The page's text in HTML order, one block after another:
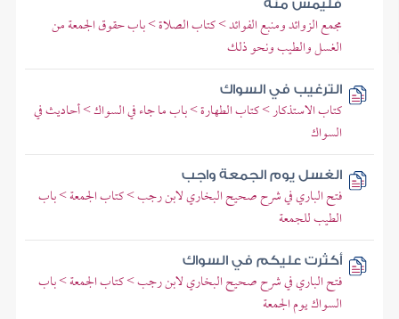
فليمس منه
مجمع الزوائد ومنبع الفوائد > كتاب الصلاة > باب حقوق الجمعة من
الغسل والطيب ونحو ذلك
الترغيب في السواك
كتاب الاستذكار > كتاب الطهارة > باب ما جاء في السواك > أحاديث في
السواك
الغسل يوم الجمعة واجب
فتح الباري في شرح صحيح البخاري لابن رجب > كتاب الجمعة > باب
الطيب للجمعة
أكثرت عليكم في السواك
فتح الباري في شرح صحيح البخاري لابن رجب > كتاب الجمعة > باب
السواك يوم الجمعة